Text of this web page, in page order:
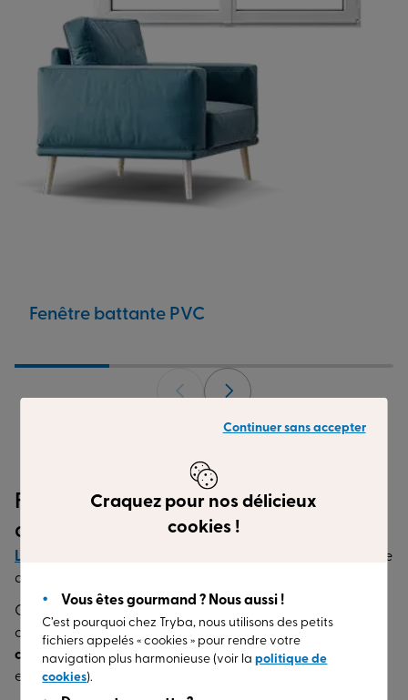
Fenêtre battante PVC
Fenêtres en aluminium : élégance et
durabilité en couleur
L’aluminium
TRYBA est une véritable révolution en matière
de personnalisation.
Grâce à notre poudre thermolaquage haute qualité
certifiée Qualimarine
, nous vous garantissons des
couleurs éclatantes et durables, même dans des
environnements exigeants.
Continuer sans accepter
Craquez pour nos délicieux
cookies !
Vous êtes gourmand ? Nous aussi !
C’est pourquoi chez Tryba, nous utilisons des petits
fichiers appelés « cookies » pour rendre votre
navigation plus harmonieuse (voir lapolitique de
cookies).